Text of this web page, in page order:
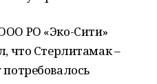
РО «Эко-Сити»
что Стерлитамак –